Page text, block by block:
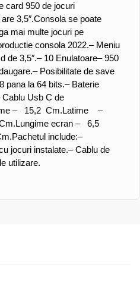
card 950 de jocuri
3,5″.Consola se poate
mai multe jocuri pe
consola 2022.– Meniu
de 3,5″.– 10 Enulatoare– 950
– Posibilitate de save
pana la 64 bits.– Baterie
Cablu Usb C de
– 15,2 Cm.Latime –
Lungime ecran – 6,5
Pachetul include:–
jocuri instalate.– Cablu de
utilizare.